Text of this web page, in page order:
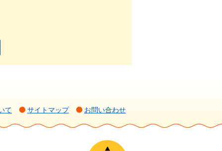
て サイトマップ お問い合わせ